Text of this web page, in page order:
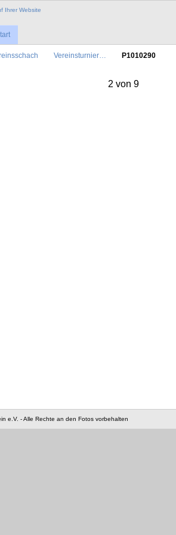
Vereinsturnier… P1010290
2 von 9
e.V. - Alle Rechte an den Fotos vorbehalten